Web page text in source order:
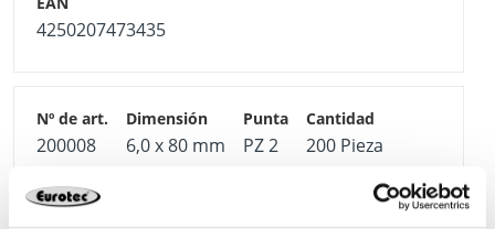
4250207473435
200008 6,0 x 80 mm PZ 2 200 Pieza
4250207473442